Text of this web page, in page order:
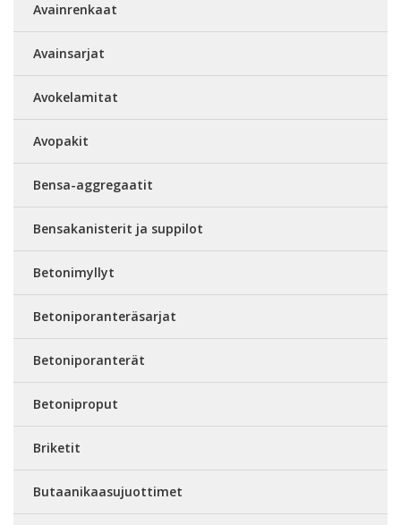
Avainrenkaat
Avainsarjat
Avokelamitat
Avopakit
Bensa-aggregaatit
Bensakanisterit ja suppilot
Betonimyllyt
Betoniporanteräsarjat
Betoniporanterät
Betoniproput
Briketit
Butaanikaasujuottimet